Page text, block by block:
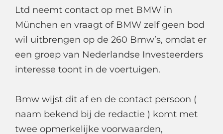
Ltd neemt contact op met BMW in
München en vraagt of BMW zelf geen bod
wil uitbrengen op de 260 Bmw’s, omdat er
een groep van Nederlandse Investeerders
interesse toont in de voertuigen.
Bmw wijst dit af en de contact persoon (
naam bekend bij de redactie ) komt met
twee opmerkelijke voorwaarden,